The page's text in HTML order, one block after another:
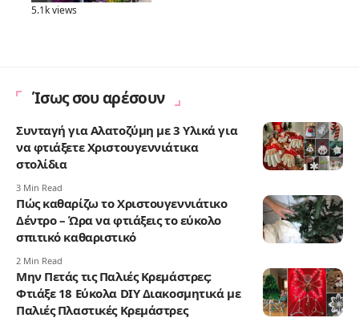
5.1k views
Ίσως σου αρέσουν
Συνταγή για Αλατοζύμη με 3 Υλικά για
να φτιάξετε Χριστουγεννιάτικα
στολίδια
3 Min Read
Πώς καθαρίζω το Χριστουγεννιάτικο
Δέντρο – Ώρα να φτιάξεις το εύκολο
σπιτικό καθαριστικό
2 Min Read
Μην Πετάς τις Παλιές Κρεμάστρες:
Φτιάξε 18 Εύκολα DIY Διακοσμητικά με
Παλιές Πλαστικές Κρεμάστρες